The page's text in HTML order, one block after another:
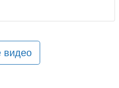
видео